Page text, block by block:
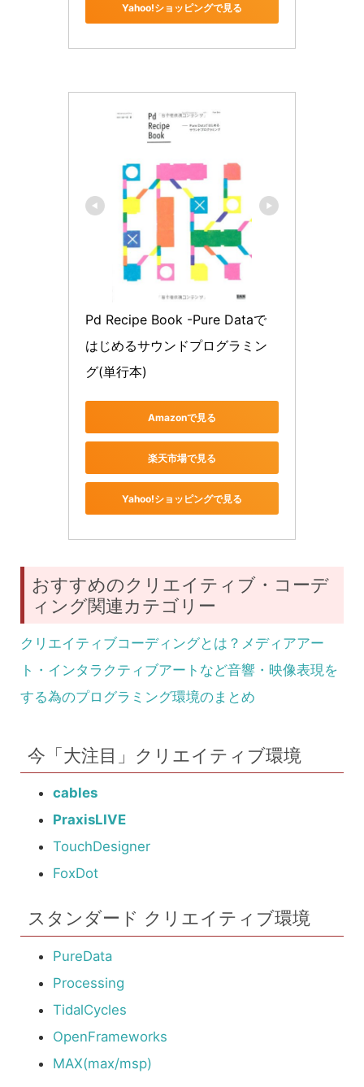
Yahoo!ショッピングで見る
Pd Recipe Book -Pure Dataで
はじめるサウンドプログラミン
グ(単行本)
Amazonで見る
楽天市場で見る
Yahoo!ショッピングで見る
おすすめのクリエイティブ・コーデ
ィング関連カテゴリー
クリエイティブコーディングとは？メディアアー
ト・インタラクティブアートなど音響・映像表現を
する為のプログラミング環境のまとめ
今「大注目」クリエイティブ環境
cables
PraxisLIVE
TouchDesigner
FoxDot
スタンダード クリエイティブ環境
PureData
Processing
TidalCycles
OpenFrameworks
MAX(max/msp)